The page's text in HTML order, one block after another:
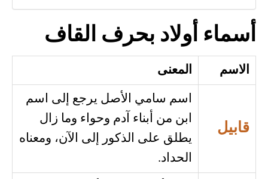
أسماء أولاد بحرف القاف
الاسم المعنى
قابيل
اسم سامي الأصل يرجع إلى اسم
ابن من أبناء آدم وحواء وما زال
يطلق على الذكور إلى الآن، ومعناه
الحداد.